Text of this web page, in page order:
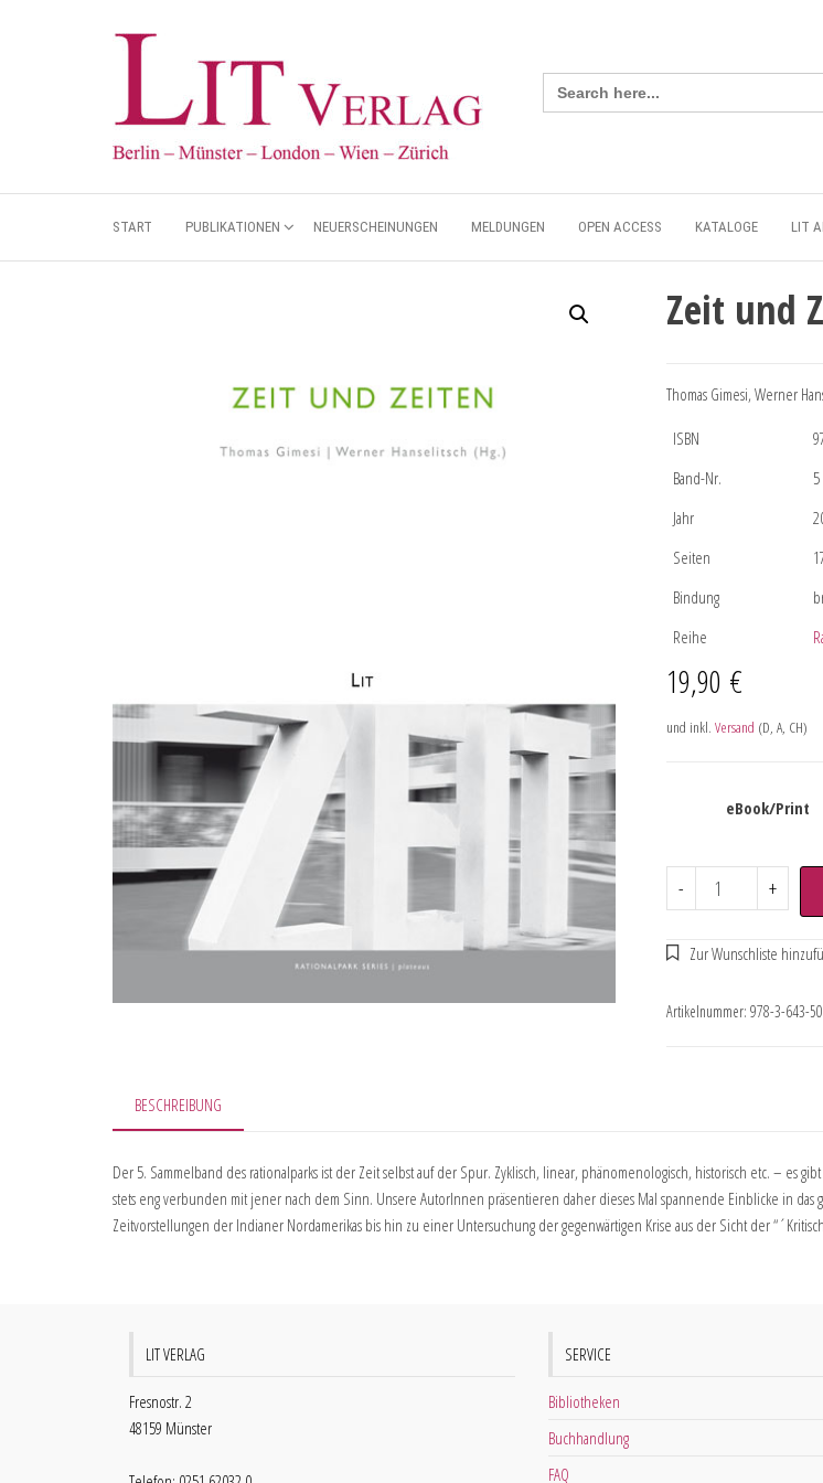
Search
for:
START PUBLIKATIONEN NEUERSCHEINUNGEN MELDUNGEN OPEN ACCESS KATALOGE LIT
Zeit und
Thomas Gimesi, Werner
ISBN
Band-Nr.
5
Jahr
Seiten
Bindung
Reihe
19,90 €
und inkl. Versand (D, A, CH)
eBook/Print
- +
Artikelnummer: 978-3-643-
BESCHREIBUNG
Der 5. Sammelband des rationalparks ist der Zeit selbst auf der Spur. Zyklisch, linear, phänomenologisch, historisch etc. – es
stets eng verbunden mit jener nach dem Sinn. Unsere AutorInnen präsentieren daher dieses Mal spannende Einblicke in
Zeitvorstellungen der Indianer Nordamerikas bis hin zu einer Untersuchung der gegenwärtigen Krise aus der Sicht der
LIT VERLAG
Fresnostr. 2
48159 Münster
SERVICE
Bibliotheken
Buchhandlung
FAQ